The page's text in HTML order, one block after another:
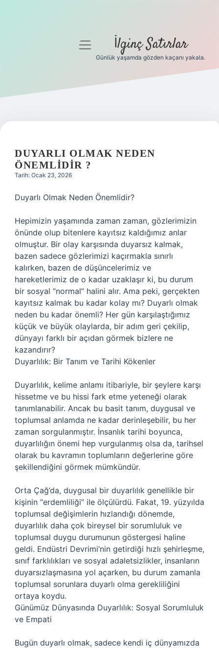
Gizlilik Politikası
Yasal Uyarı
menüyü
İlginç Satırlar
Günlük yaşamda gözden kaçanı yakala.
DUYARLI OLMAK NEDEN
ÖNEMLIDIR ?
Tarih: Ocak 23, 2026
Duyarlı Olmak Neden Önemlidir?
Hepimizin yaşamında zaman zaman, gözlerimizin
önünde olup bitenlere kayıtsız kaldığımız anlar
olmuştur. Bir olay karşısında duyarsız kalmak,
bazen sadece gözlerimizi kaçırmakla sınırlı
kalırken, bazen de düşüncelerimiz ve
hareketlerimiz de o kadar uzaklaşır ki, bu durum
bir sosyal “normal” halini alır. Ama peki, gerçekten
kayıtsız kalmak bu kadar kolay mı? Duyarlı olmak
neden bu kadar önemli? Her gün karşılaştığımız
küçük ve büyük olaylarda, bir adım geri çekilip,
dünyayı farklı bir açıdan görmek bizlere ne
kazandırır?
Duyarlılık: Bir Tanım ve Tarihi Kökenler
Duyarlılık, kelime anlamı itibariyle, bir şeylere karşı
hissetme ve bu hissi fark etme yeteneği olarak
tanımlanabilir. Ancak bu basit tanım, duygusal ve
toplumsal anlamda ne kadar derinleşebilir, bu her
zaman sorgulanmıştır. İnsanlık tarihi boyunca,
duyarlılığın önemi hep vurgulanmış olsa da, tarihsel
olarak bu kavramın toplumların değerlerine göre
şekillendiğini görmek mümkündür.
Orta Çağ’da, duygusal bir duyarlılık genellikle bir
kişinin “erdemliliği” ile ölçülürdü. Fakat, 19. yüzyılda
toplumsal değişimlerin hızlandığı dönemde,
duyarlılık daha çok bireysel bir sorumluluk ve
toplumsal duygu durumunun göstergesi haline
geldi. Endüstri Devrimi’nin getirdiği hızlı şehirleşme,
sınıf farklılıkları ve sosyal adaletsizlikler, insanların
duyarsızlaşmasına yol açarken, bu durum zamanla
toplumsal sorunlara duyarlı olma gerekliliğini
ortaya koydu.
Günümüz Dünyasında Duyarlılık: Sosyal Sorumluluk
ve Empati
Bugün duyarlı olmak, sadece kendi iç dünyamızda